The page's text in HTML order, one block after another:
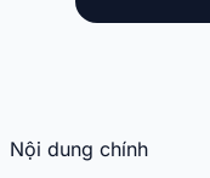
Nội dung chính